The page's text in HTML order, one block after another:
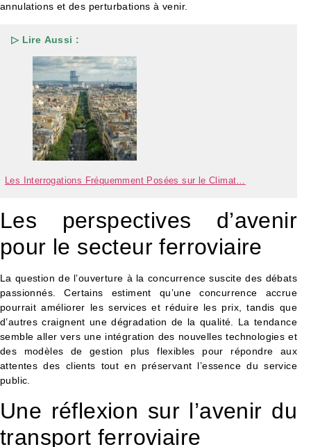
annulations et des perturbations à venir.
▷ Lire Aussi :
Les Interrogations Fréquemment Posées sur le Climat…
Les perspectives d’avenir
pour le secteur ferroviaire
La question de l’ouverture à la concurrence suscite des débats
passionnés. Certains estiment qu’une concurrence accrue
pourrait améliorer les services et réduire les prix, tandis que
d’autres craignent une dégradation de la qualité. La tendance
semble aller vers une intégration des nouvelles technologies et
des modèles de gestion plus flexibles pour répondre aux
attentes des clients tout en préservant l’essence du service
public.
Une réflexion sur l’avenir du
transport ferroviaire